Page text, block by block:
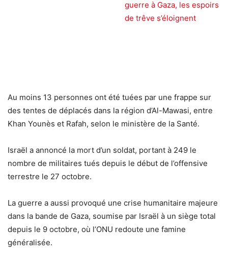
guerre à Gaza, les espoirs
de trêve s’éloignent
Au moins 13 personnes ont été tuées par une frappe sur
des tentes de déplacés dans la région d’Al-Mawasi, entre
Khan Younès et Rafah, selon le ministère de la Santé.
Israël a annoncé la mort d’un soldat, portant à 249 le
nombre de militaires tués depuis le début de l’offensive
terrestre le 27 octobre.
La guerre a aussi provoqué une crise humanitaire majeure
dans la bande de Gaza, soumise par Israël à un siège total
depuis le 9 octobre, où l’ONU redoute une famine
généralisée.